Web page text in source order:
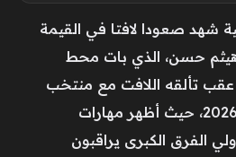
شهد صعودا لافتا في القيمة
هيثم حسن، الذي بات محط
عقب تألقه اللافت مع منتخب
مصر في كأس العالم 2026، حيث أظهر مهارات
الفرق الكبرى يراقبون